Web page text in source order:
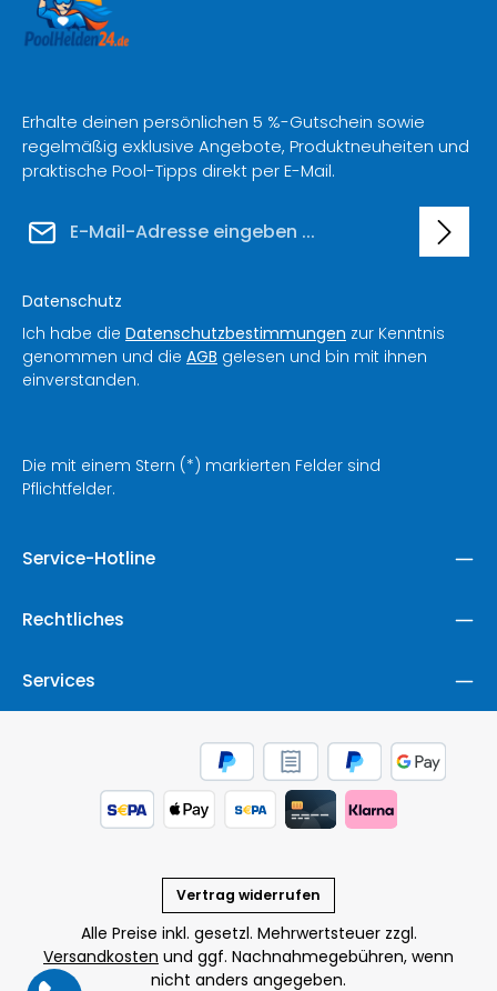
Erhalte deinen persönlichen 5 %-Gutschein sowie
regelmäßig exklusive Angebote, Produktneuheiten und
praktische Pool-Tipps direkt per E-Mail.
Datenschutz
Ich habe die Datenschutzbestimmungen zur Kenntnis
genommen und die AGB gelesen und bin mit ihnen
einverstanden.
Die mit einem Stern (*) markierten Felder sind
Pflichtfelder.
Service-Hotline
Rechtliches
Services
Vertrag widerrufen
Alle Preise inkl. gesetzl. Mehrwertsteuer zzgl.
Versandkosten und ggf. Nachnahmegebühren, wenn
nicht anders angegeben.